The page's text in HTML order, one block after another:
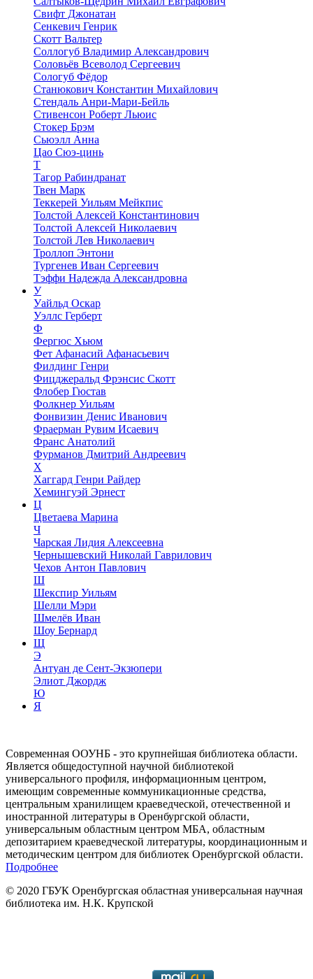
Свифт Джонатан
Сенкевич Генрик
Скотт Вальтер
Соллогуб Владимир Александрович
Соловьёв Всеволод Сергеевич
Сологуб Фёдор
Станюкович Константин Михайлович
Стендаль Анри-Мари-Бейль
Стивенсон Роберт Льюис
Стокер Брэм
Сьюэлл Анна
Цао Сюэ-цинь
Т
Тагор Рабиндранат
Твен Марк
Теккерей Уильям Мейкпис
Толстой Алексей Константинович
Толстой Алексей Николаевич
Толстой Лев Николаевич
Троллоп Энтони
Тургенев Иван Сергеевич
Тэффи Надежда Александровна
У
Уайльд Оскар
Уэллс Герберт
Ф
Фергюс Хьюм
Фет Афанасий Афанасьевич
Филдинг Генри
Фицджеральд Фрэнсис Скотт
Флобер Гюстав
Фолкнер Уильям
Фонвизин Денис Иванович
Фраерман Рувим Исаевич
Франс Анатолий
Фурманов Дмитрий Андреевич
Х
Хаггард Генри Райдер
Хемингуэй Эрнест
Ц
Цветаева Марина
Ч
Чарская Лидия Алексеевна
Чернышевский Николай Гаврилович
Чехов Антон Павлович
Ш
Шекспир Уильям
Шелли Мэри
Шмелёв Иван
Шоу Бернард
Щ
Э
Антуан де Сент-Экзюпери
Элиот Джордж
Ю
Я
Современная ООУНБ - это крупнейшая библиотека области.
Является общедоступной научной библиотекой
универсального профиля, информационным центром,
имеющим современные коммуникационные средства,
центральным хранилищем краеведческой, отечественной и
иностранной литературы в Оренбургской области,
универсальным областным центром МБА, областным
депозитарием краеведческой литературы, координационным и
методическим центром для библиотек Оренбургской области.
Подробнее
© 2020 ГБУК Оренбургская областная универсальная научная
библиотека им. Н.К. Крупской